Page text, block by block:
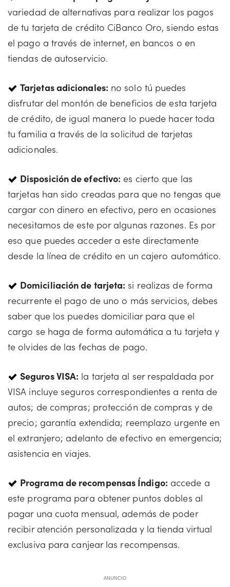
variedad de alternativas para realizar los pagos
de tu tarjeta de crédito CiBanco Oro, siendo estas
el pago a través de internet, en bancos o en
tiendas de autoservicio.
Tarjetas adicionales: no solo tú puedes
disfrutar del montón de beneficios de esta tarjeta
de crédito, de igual manera lo puede hacer toda
tu familia a través de la solicitud de tarjetas
adicionales.
Disposición de efectivo: es cierto que las
tarjetas han sido creadas para que no tengas que
cargar con dinero en efectivo, pero en ocasiones
necesitamos de este por algunas razones. Es por
eso que puedes acceder a este directamente
desde la línea de crédito en un cajero automático.
Domiciliación de tarjeta: si realizas de forma
recurrente el pago de uno o más servicios, debes
saber que los puedes domiciliar para que el
cargo se haga de forma automática a tu tarjeta y
te olvides de las fechas de pago.
Seguros VISA: la tarjeta al ser respaldada por
VISA incluye seguros correspondientes a renta de
autos; de compras; protección de compras y de
precio; garantía extendida; reemplazo urgente en
el extranjero; adelanto de efectivo en emergencia;
asistencia en viajes.
Programa de recompensas Índigo: accede a
este programa para obtener puntos dobles al
pagar una cuota mensual, además de poder
recibir atención personalizada y la tienda virtual
exclusiva para canjear las recompensas.
ANUNCIO